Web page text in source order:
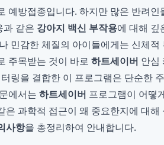
예방접종입니다. 하지만 많은 반려인
과 같은 강아지 백신 부작용에 대해 깊
민감한 체질의 아이들에게는 신체적
주목받는 것이 바로 하트세이버 안심
링을 결합한 이 프로그램은 단순한
에서는 하트세이버 프로그램이 어떻
은 과학적 접근이 왜 중요한지에 대해
사항을 총정리하여 안내합니다.